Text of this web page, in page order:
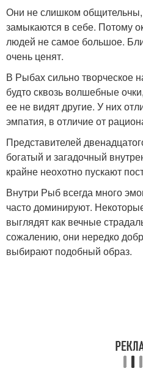
Они не слишком
замыкаются в себе. Потому
людей не самое большое.
очень ценят.
В Рыбах сильно творческое
будто сквозь волшебные
ее не видят другие. У них
эмпатия, в отличие от
Представителей
богатый и загадочный
крайне неохотно пускают
Внутри Рыб всегда много
часто доминируют.
выглядят как вечные
сожалению, они нередко
выбирают подобный образ.